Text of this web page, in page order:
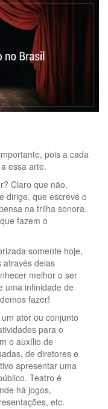
pois a cada
essa arte.
Claro que não,
dirige, que escreve o
na trilha sonora,
fazem o
somente hoje,
através delas
melhor o ser
uma infinidade de
fazer!
ator ou conjunto
para o
o auxílio de
de diretores e
apresentar uma
Teatro é
há jogos,
etc.